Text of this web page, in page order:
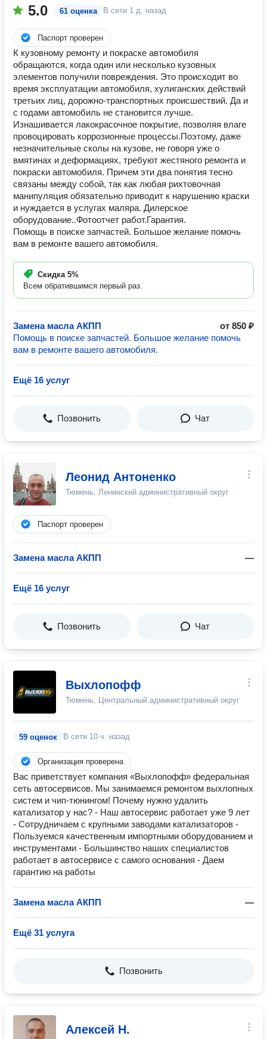
5.0 61 оценка В сети 1 д. назад
Паспорт проверен
К кузовному ремонту и покраске автомобиля
обращаются, когда один или несколько кузовных
элементов получили повреждения. Это происходит во
время эксплуатации автомобиля, хулиганских действий
третьих лиц, дорожно-транспортных происшествий. Да и
с годами автомобиль не становится лучше.
Изнашивается лакокрасочное покрытие, позволяя влаге
провоцировать коррозионные процессы.Поэтому, даже
незначительные сколы на кузове, не говоря уже о
вмятинах и деформациях, требуют жестяного ремонта и
покраски автомобиля. Причем эти два понятия тесно
связаны между собой, так как любая рихтовочная
манипуляция обязательно приводит к нарушению краски
и нуждается в услугах маляра. Дилерское
оборудование..Фотоотчет работ.Гарантия.
Помощь в поиске запчастей. Большое желание помочь
вам в ремонте вашего автомобиля.
Скидка 5%
Всем обратившимся первый раз.
Замена масла АКПП
от 850 ₽
Помощь в поиске запчастей. Большое желание помочь
вам в ремонте вашего автомобиля.
Ещё 16 услуг
Позвонить Чат
Леонид Антоненко
Тюмень, Ленинский административный округ
Паспорт проверен
Замена масла АКПП —
Ещё 16 услуг
Позвонить Чат
Выхлопофф
Тюмень, Центральный административный округ
59 оценок В сети 10 ч. назад
Организация проверена
Вас приветствует компания «Выхлопофф» федеральная
сеть автосервисов. Мы занимаемся ремонтом выхлопных
систем и чип-тюнингом! Почему нужно удалить
катализатор у нас? - Наш автосервис работает уже 9 лет
- Сотрудничаем с крупными заводами катализаторов -
Пользуемся качественным импортными оборудованием и
инструментами - Большинство наших специалистов
работает в автосервисе с самого основания - Даем
гарантию на работы
Замена масла АКПП —
Ещё 31 услуга
Позвонить
Алексей Н.